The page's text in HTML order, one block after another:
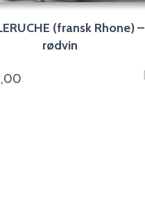
(fransk Rhone) –
rødvin